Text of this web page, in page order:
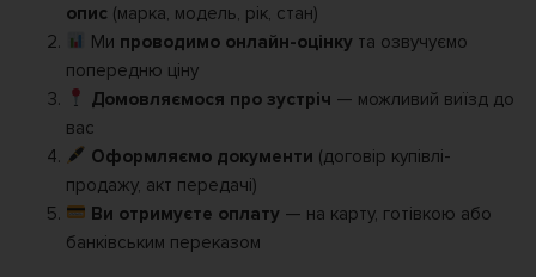
опис (марка, модель, рік, стан)
Ми проводимо онлайн-оцінку та озвучуємо
попередню ціну
Домовляємося про зустріч — можливий виїзд до
вас
Оформляємо документи (договір купівлі-
продажу, акт передачі)
Ви отримуєте оплату — на карту, готівкою або
банківським переказом